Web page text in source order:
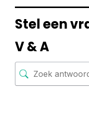
Stel een
V & A